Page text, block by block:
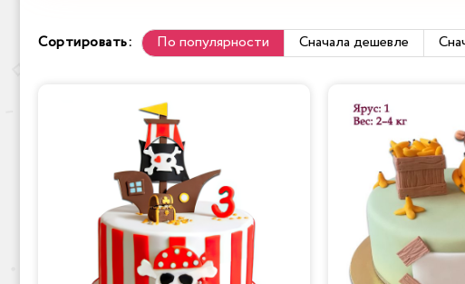
Сортировать: По популярности Сначала дешевле